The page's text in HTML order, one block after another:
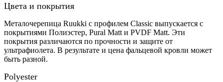
Цвета и покрытия
Металочерепица Ruukki с профилем Classic выпускается с
покрытиями Полиэстер, Pural Matt и PVDF Matt. Эти
покрытия различаются по прочности и защите от
ультрафиолета. В результате и цена фальцевой кровли может
быть разной.
Polyester